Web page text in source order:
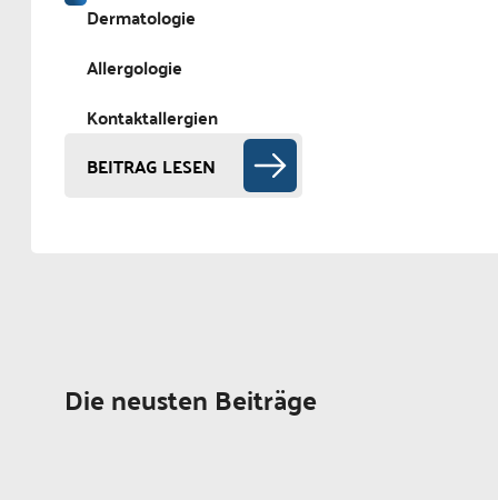
Dermatologie
Allergologie
Kontaktallergien
BEITRAG LESEN
Die neusten Beiträge